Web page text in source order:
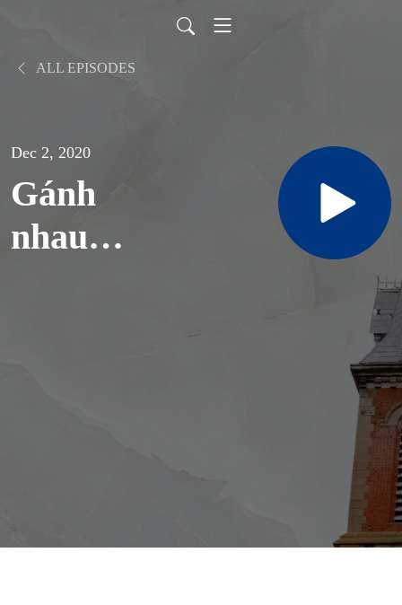
ALL EPISODES
Dec 2, 2020
Gánh
nhau